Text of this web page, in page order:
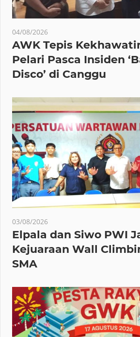
04/08/2026
AWK Tepis
Pelari Pasca Insiden
Disco’ di Canggu
03/08/2026
Elpala dan Siwo PWI
Kejuaraan Wall
SMA